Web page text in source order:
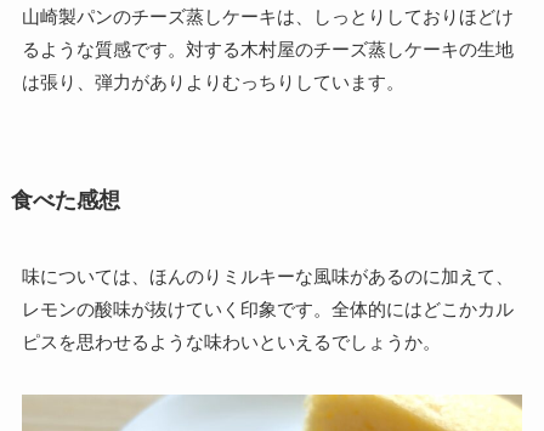
山崎製パンのチーズ蒸しケーキは、しっとりしておりほどけ
るような質感です。対する木村屋のチーズ蒸しケーキの生地
は張り、弾力がありよりむっちりしています。
食べた感想
味については、ほんのりミルキーな風味があるのに加えて、
レモンの酸味が抜けていく印象です。全体的にはどこかカル
ピスを思わせるような味わいといえるでしょうか。